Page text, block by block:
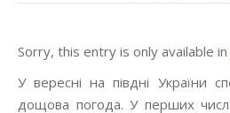
Sorry, this entry is only available in
У вересні на півдні України
дощова погода. У перших